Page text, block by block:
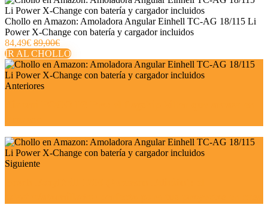
Chollo en Amazon: Amoladora Angular Einhell TC‑AG 18/115 Li
Power X‑Change con batería y cargador incluidos
84,49€ 89,00€
IR AL CHOLLO
Anteriores
Siguiente